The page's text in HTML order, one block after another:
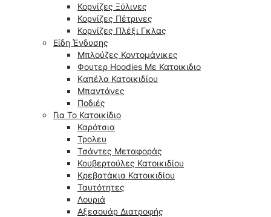
Κορνίζες Ξύλινες
Κορνίζες Πέτρινες
Κορνίζες Πλέξι Γκλας
Είδη Ένδυσης
Μπλούζες Κοντομάνικες
Φουτερ Hoodies Με Κατοικιδιο
Kαπέλα Κατοικιδίου
Μπαντάνες
Ποδιές
Για Το Κατοικίδιο
Καρότσια
Τρολευ
Τσάντες Μεταφοράς
Κουβερτούλες Κατοικιδίου
Κρεβατάκια Κατοικιδίου
Ταυτότητες
Λουριά
Αξεσουάρ Διατροφής